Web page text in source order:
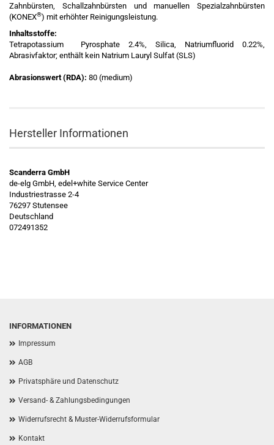
Zahnbürsten, Schallzahnbürsten und manuellen Spezialzahnbürsten
(KONEX®) mit erhöhter Reinigungsleistung.
Inhaltsstoffe:
Tetrapotassium Pyrosphate 2.4%, Silica, Natriumfluorid 0.22%,
Abrasivfaktor; enthält kein Natrium Lauryl Sulfat (SLS)
Abrasionswert (RDA): 80 (medium)
Hersteller Informationen
Scanderra GmbH
de-elg GmbH, edel+white Service Center
Industriestrasse 2-4
76297 Stutensee
Deutschland
072491352
INFORMATIONEN
Impressum
AGB
Privatsphäre und Datenschutz
Versand- & Zahlungsbedingungen
Widerrufsrecht & Muster-Widerrufsformular
Kontakt